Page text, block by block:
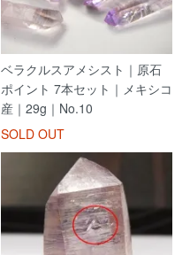
ベラクルスアメシスト｜原石
ポイント 7本セット｜メキシコ
産｜29g｜No.10
SOLD OUT